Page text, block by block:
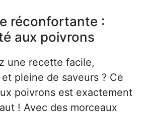
réconfortante :
aux poivrons
une recette facile,
pleine de saveurs ? Ce
poivrons est exactement
! Avec des morceaux